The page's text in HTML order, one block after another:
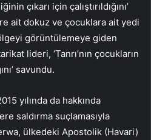
çıkarı için çalıştırıldığını’
ait dokuz ve çocuklara ait yedi
görüntülemeye giden
lideri, ‘Tanrı’nın çocukların
savundu.
yılında da hakkında
saldırma suçlamasıyla
ülkedeki Apostolik (Havari)